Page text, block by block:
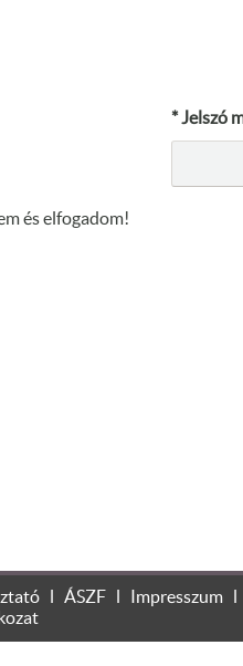
* Jelszó
és elfogadom!
ÁSZF Impresszum
élményt nyújthassa